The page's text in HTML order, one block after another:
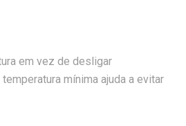
em vez de desligar
mínima ajuda a evitar